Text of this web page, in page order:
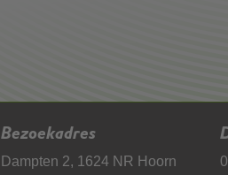
Bezoekadres
Dampten 2, 1624 NR Hoorn